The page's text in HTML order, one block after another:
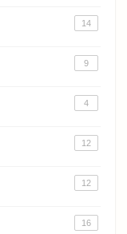
14
9
4
12
12
16